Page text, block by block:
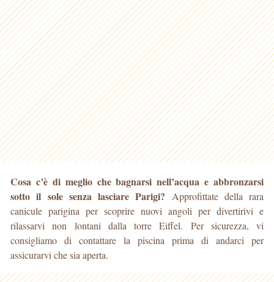
Cosa c’è di meglio che bagnarsi nell’acqua e abbronzarsi
sotto il sole senza lasciare Parigi? Approfittate della rara
canicule parigina per scoprire nuovi angoli per divertirivi e
rilassarvi non lontani dalla torre Eiffel. Per sicurezza, vi
consigliamo di contattare la piscina prima di andarci per
assicurarvi che sia aperta.